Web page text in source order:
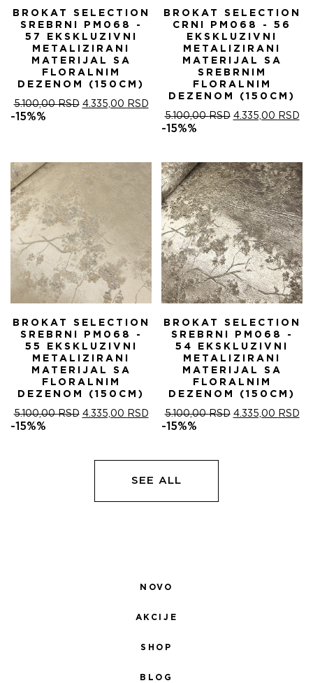
BROKAT SELECTION
SREBRNI PM068 -
57 EKSKLUZIVNI
METALIZIRANI
MATERIJAL SA
FLORALNIM
DEZENOM (150CM)
5.100,00RSD ОРИГИНАЛНА
4.335,00 RSDТРЕНУТНА
ЦЕНА
-15%%
BROKAT SELECTION
CRNI PM068 - 56
EKSKLUZIVNI
METALIZIRANI
MATERIJAL SA
SREBRNIM
FLORALNIM
DEZENOM (150CM)
5.100,00RSD ОРИГИНАЛНА
5.100,00 RSD.
4.335,00 RSD
-15%%
BROKAT SELECTION
SREBRNI PM068 -
55 EKSKLUZIVNI
METALIZIRANI
MATERIJAL SA
FLORALNIM
DEZENOM (150CM)
5.100,00RSD ОРИГИНАЛНА
5.100,00 RSD.
4.335,00 RSDТРЕНУТНА
ЦЕНА
-15%%
BROKAT SELECTION
SREBRNI PM068 -
54 EKSKLUZIVNI
METALIZIRANI
MATERIJAL SA
FLORALNIM
DEZENOM (150CM)
5.100,00RSD ОРИГИНАЛНА
4.335,00 RSD
-15%%
SEE ALL
NOVO
AKCIJE
SHOP
BLOG